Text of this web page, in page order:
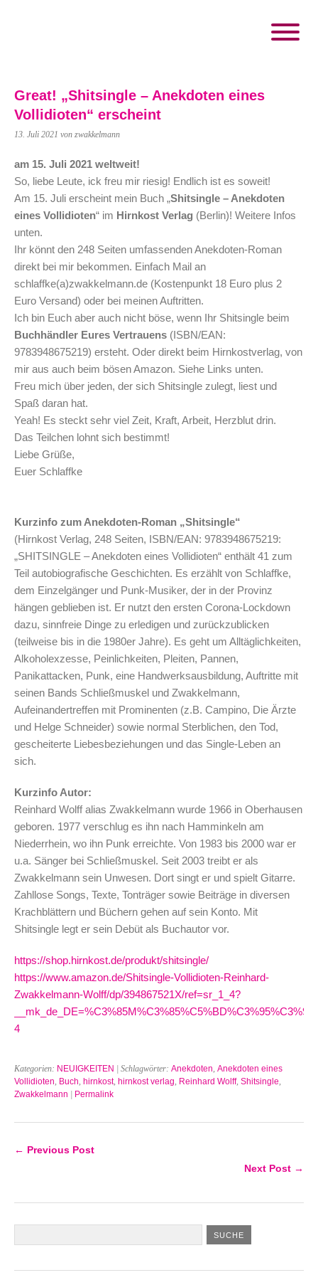
Great! „Shitsingle – Anekdoten eines
Vollidioten“ erscheint
13. Juli 2021 von zwakkelmann
am 15. Juli 2021 weltweit!
So, liebe Leute, ick freu mir riesig! Endlich ist es soweit!
Am 15. Juli erscheint mein Buch „Shitsingle – Anekdoten
eines Vollidioten“ im Hirnkost Verlag (Berlin)! Weitere Infos
unten.
Ihr könnt den 248 Seiten umfassenden Anekdoten-Roman
direkt bei mir bekommen. Einfach Mail an
schlaffke(a)zwakkelmann.de (Kostenpunkt 18 Euro plus 2
Euro Versand) oder bei meinen Auftritten.
Ich bin Euch aber auch nicht böse, wenn Ihr Shitsingle beim
Buchhändler Eures Vertrauens (ISBN/EAN:
9783948675219) ersteht. Oder direkt beim Hirnkostverlag, von
mir aus auch beim bösen Amazon. Siehe Links unten.
Freu mich über jeden, der sich Shitsingle zulegt, liest und
Spaß daran hat.
Yeah! Es steckt sehr viel Zeit, Kraft, Arbeit, Herzblut drin.
Das Teilchen lohnt sich bestimmt!
Liebe Grüße,
Euer Schlaffke
Kurzinfo zum Anekdoten-Roman „Shitsingle“
(Hirnkost Verlag, 248 Seiten, ISBN/EAN: 9783948675219:
„SHITSINGLE – Anekdoten eines Vollidioten“ enthält 41 zum
Teil autobiografische Geschichten. Es erzählt von Schlaffke,
dem Einzelgänger und Punk-Musiker, der in der Provinz
hängen geblieben ist. Er nutzt den ersten Corona-Lockdown
dazu, sinnfreie Dinge zu erledigen und zurückzublicken
(teilweise bis in die 1980er Jahre). Es geht um Alltäglichkeiten,
Alkoholexzesse, Peinlichkeiten, Pleiten, Pannen,
Panikattacken, Punk, eine Handwerksausbildung, Auftritte mit
seinen Bands Schließmuskel und Zwakkelmann,
Aufeinandertreffen mit Prominenten (z.B. Campino, Die Ärzte
und Helge Schneider) sowie normal Sterblichen, den Tod,
gescheiterte Liebesbeziehungen und das Single-Leben an
sich.
Kurzinfo Autor:
Reinhard Wolff alias Zwakkelmann wurde 1966 in Oberhausen
geboren. 1977 verschlug es ihn nach Hamminkeln am
Niederrhein, wo ihn Punk erreichte. Von 1983 bis 2000 war er
u.a. Sänger bei Schließmuskel. Seit 2003 treibt er als
Zwakkelmann sein Unwesen. Dort singt er und spielt Gitarre.
Zahllose Songs, Texte, Tonträger sowie Beiträge in diversen
Krachblättern und Büchern gehen auf sein Konto. Mit
Shitsingle legt er sein Debüt als Buchautor vor.
https://shop.hirnkost.de/produkt/shitsingle/
https://www.amazon.de/Shitsingle-Vollidioten-Reinhard-
Zwakkelmann-Wolff/dp/394867521X/ref=sr_1_4?
4
Kategorien: NEUIGKEITEN | Schlagwörter: Anekdoten, Anekdoten eines
Vollidioten, Buch, hirnkost, hirnkost verlag, Reinhard Wolff, Shitsingle,
Zwakkelmann
Permalink
← Previous Post
Next Post →